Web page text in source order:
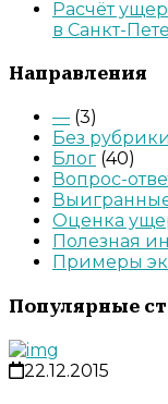
Расчёт
в Санкт-
Направления
— (3)
Без рубрики
Блог (40)
Вопрос-
Оценка
Полезная
Примеры
Популярные
22.12.2015